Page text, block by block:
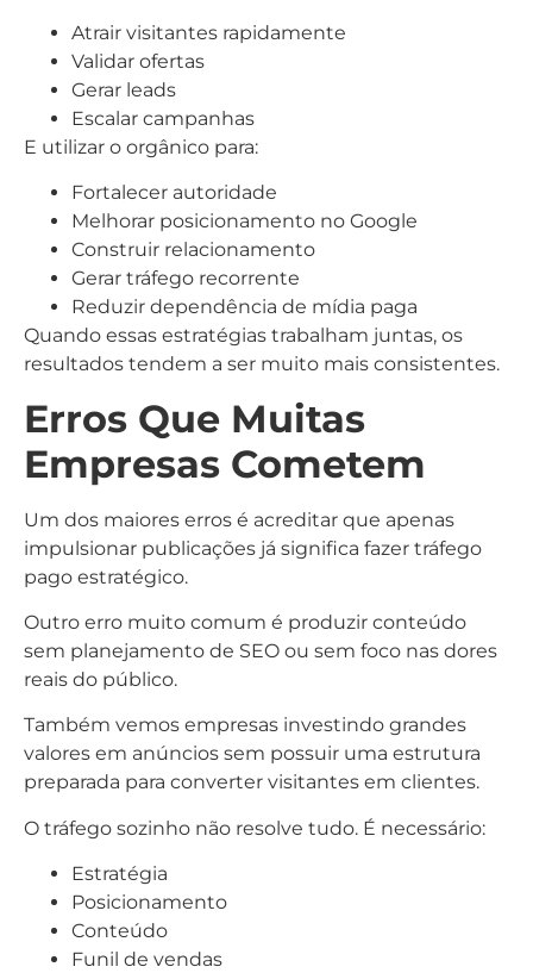
Atrair visitantes rapidamente
Validar ofertas
Gerar leads
Escalar campanhas
E utilizar o orgânico para:
Fortalecer autoridade
Melhorar posicionamento no Google
Construir relacionamento
Gerar tráfego recorrente
Reduzir dependência de mídia paga
Quando essas estratégias trabalham juntas, os
resultados tendem a ser muito mais consistentes.
Erros Que Muitas
Empresas Cometem
Um dos maiores erros é acreditar que apenas
impulsionar publicações já significa fazer tráfego
pago estratégico.
Outro erro muito comum é produzir conteúdo
sem planejamento de SEO ou sem foco nas dores
reais do público.
Também vemos empresas investindo grandes
valores em anúncios sem possuir uma estrutura
preparada para converter visitantes em clientes.
O tráfego sozinho não resolve tudo. É necessário:
Estratégia
Posicionamento
Conteúdo
Funil de vendas